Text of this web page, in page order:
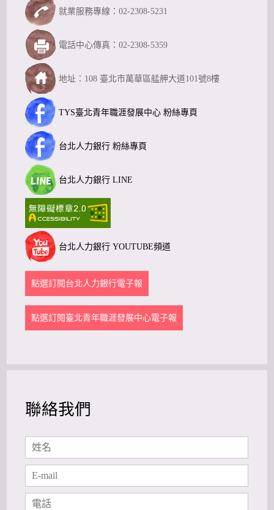
就業服務專線：02-2308-5231
TYS臺北青年職涯發展中心 粉絲專頁
電話中心傳真：02-2308-5359
台北人力銀行 粉絲專頁
地址：108 臺北市萬華區艋舺大道101號8樓
台北人力銀行 LINE
台北人力銀行 YOUTUBE頻道
點選訂閱台北人力銀行電子報
點選訂閱臺北青年職涯發展中心電子報
聯絡我們